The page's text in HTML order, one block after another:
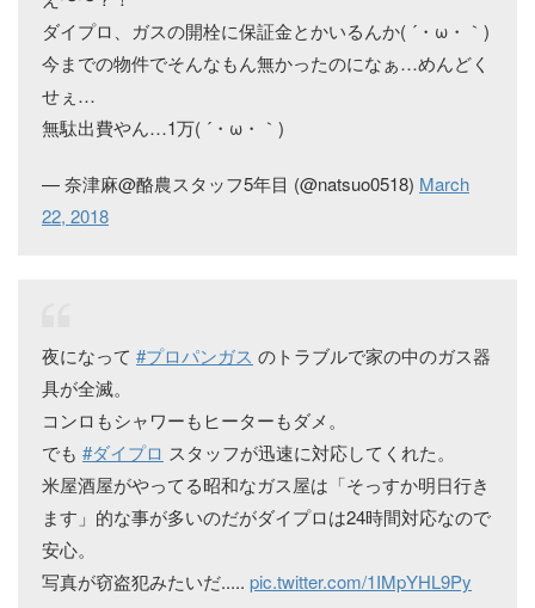
ダイプロ、ガスの開栓に保証金とかいるんか( ´・ω・｀)
今までの物件でそんなもん無かったのになぁ…めんどく
せぇ…
無駄出費やん…1万( ´・ω・｀)
— 奈津麻@酪農スタッフ5年目 (@natsuo0518) March
22, 2018
夜になって #プロパンガス のトラブルで家の中のガス器
具が全滅。
コンロもシャワーもヒーターもダメ。
でも #ダイプロ スタッフが迅速に対応してくれた。
米屋酒屋がやってる昭和なガス屋は「そっすか明日行き
ます」的な事が多いのだがダイプロは24時間対応なので
安心。
写真が窃盗犯みたいだ..... pic.twitter.com/1IMpYHL9Py